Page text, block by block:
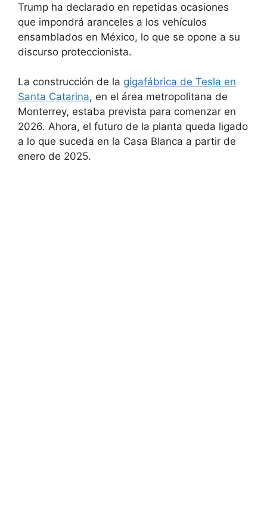
Trump ha declarado en repetidas ocasiones
que impondrá aranceles a los vehículos
ensamblados en México, lo que se opone a su
discurso proteccionista.
La construcción de la gigafábrica de Tesla en
Santa Catarina, en el área metropolitana de
Monterrey, estaba prevista para comenzar en
2026. Ahora, el futuro de la planta queda ligado
a lo que suceda en la Casa Blanca a partir de
enero de 2025.